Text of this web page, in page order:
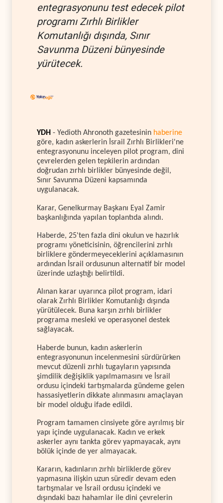
entegrasyonunu test edecek pilot
programı Zırhlı Birlikler
Komutanlığı dışında, Sınır
Savunma Düzeni bünyesinde
yürütecek.
YDH - Yedioth Ahronoth gazetesinin haberine
göre, kadın askerlerin İsrail Zırhlı Birlikleri'ne
entegrasyonunu inceleyen pilot program, dini
çevrelerden gelen tepkilerin ardından
doğrudan zırhlı birlikler bünyesinde değil,
Sınır Savunma Düzeni kapsamında
uygulanacak.
Karar, Genelkurmay Başkanı Eyal Zamir
başkanlığında yapılan toplantıda alındı.
Haberde, 25'ten fazla dini okulun ve hazırlık
programı yöneticisinin, öğrencilerini zırhlı
birliklere göndermeyeceklerini açıklamasının
ardından İsrail ordusunun alternatif bir model
üzerinde uzlaştığı belirtildi.
Alınan karar uyarınca pilot program, idari
olarak Zırhlı Birlikler Komutanlığı dışında
yürütülecek. Buna karşın zırhlı birlikler
programa mesleki ve operasyonel destek
sağlayacak.
Haberde bunun, kadın askerlerin
entegrasyonunun incelenmesini sürdürürken
mevcut düzenli zırhlı tugayların yapısında
şimdilik değişiklik yapılmamasını ve İsrail
ordusu içindeki tartışmalarda gündeme gelen
hassasiyetlerin dikkate alınmasını amaçlayan
bir model olduğu ifade edildi.
Program tamamen cinsiyete göre ayrılmış bir
yapı içinde uygulanacak. Kadın ve erkek
askerler aynı tankta görev yapmayacak, aynı
bölük içinde de yer almayacak.
Kararın, kadınların zırhlı birliklerde görev
yapmasına ilişkin uzun süredir devam eden
tartışmalar ve İsrail ordusu içindeki ve
dışındaki bazı hahamlar ile dini çevrelerin